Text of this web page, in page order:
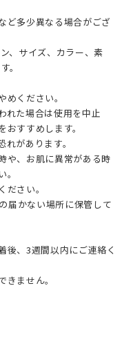
ど多少異なる場合がござ
、サイズ、カラー、素
。
ください。
れた場合は使用を中止
すすめします。
があります。
や、お肌に異常がある時
さい。
届かない場所に保管して
、3週間以内にご連絡く
ません。